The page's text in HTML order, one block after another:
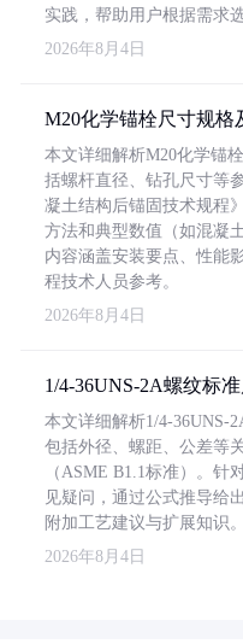
实践，帮助用户根据需求
2026年8月4日
M20化学锚栓尺寸规格
本文详细解析M20化学锚
括螺杆直径、钻孔尺寸等
凝土结构后锚固技术规程
方法和典型数值（如混凝
内容涵盖安装要点、性能
程技术人员参考。
2026年8月4日
1/4-36UNS-2A螺纹标
本文详细解析1/4-36UNS-
包括外径、螺距、公差等
（ASME B1.1标准）。针
见疑问，通过公式推导给
附加工艺建议与扩展知识。
2026年8月4日